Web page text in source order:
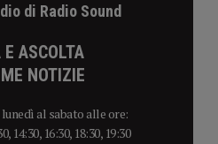
di Radio Sound
E ASCOLTA
NOTIZIE
al sabato alle ore:
14:30, 16:30, 18:30, 19:30